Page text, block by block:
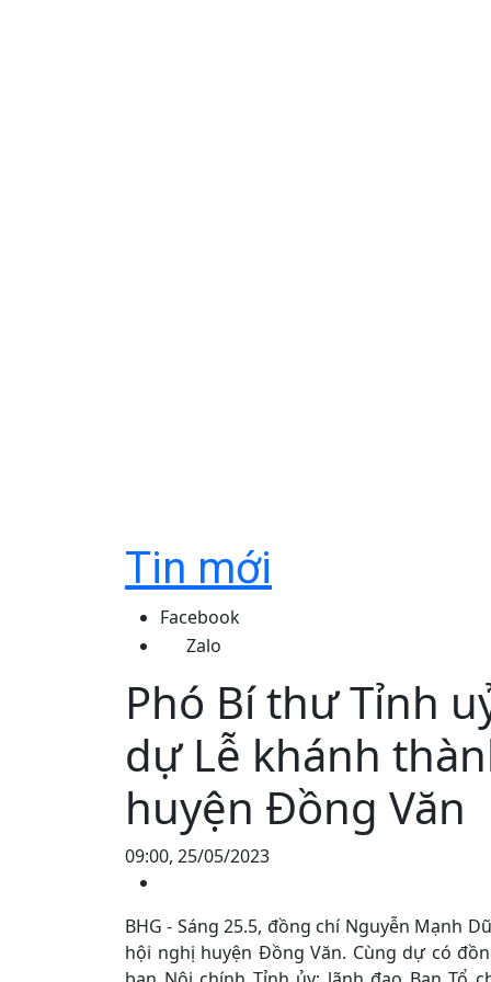
Tin mới
Facebook
Zalo
Phó Bí thư Tỉnh
dự Lễ khánh
huyện Đồng Văn
09:00, 25/05/2023
BHG - Sáng 25.5, đồng chí Nguyễn Mạnh
hội nghị huyện Đồng Văn. Cùng dự có